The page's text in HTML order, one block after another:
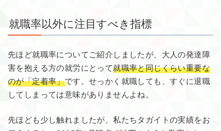
就職率以外に注目すべき指標
先ほど就職率についてご紹介しましたが、大人の発達障
害を抱える方の就労にとって就職率と同じくらい重要な
のが「定着率」です。せっかく就職しても、すぐに退職
してしまっては意味がありませんよね。
先ほども少し触れましたが、私たちタガイトの実績をお